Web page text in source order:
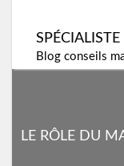
content
Blog conseils
LE RÔLE DU